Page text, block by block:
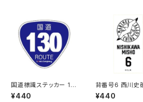
国道標識ステッカー 13
0号線
¥440
背番号6 西川史
ロッテマリーン
ステッカー（ホワ
¥440